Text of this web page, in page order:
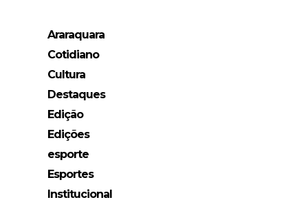
Araraquara
Cotidiano
Cultura
Destaques
Edição
Edições
esporte
Esportes
Institucional